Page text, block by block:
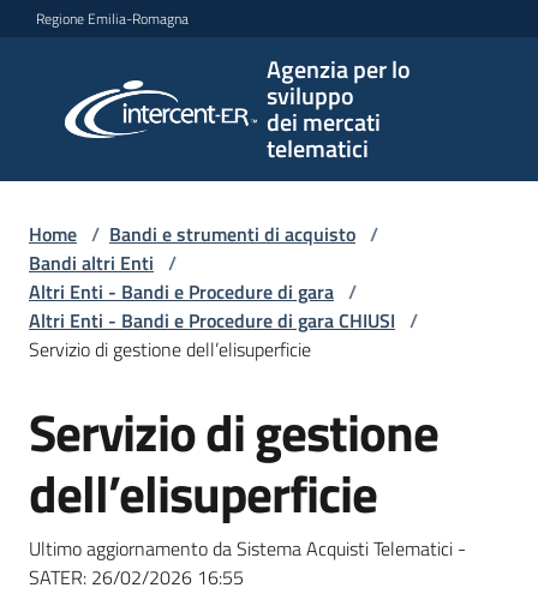
Vai al contenuto
Vai alla navigazione
Vai al footer
Regione Emilia-Romagna
Agenzia per lo
sviluppo
dei mercati
telematici
per lo
sviluppo
telematici
L'Agenzia
Bandi
strumenti
acquisto
Home / Bandi e strumenti di acquisto /
Bandi altri Enti /
Altri Enti - Bandi e Procedure di gara /
Altri Enti - Bandi e Procedure di gara CHIUSI /
Servizio di gestione dell’elisuperficie
Salta al contenuto
Servizio di gestione
dell’elisuperficie
Ultimo aggiornamento da Sistema Acquisti Telematici -
SATER: 26/02/2026 16:55